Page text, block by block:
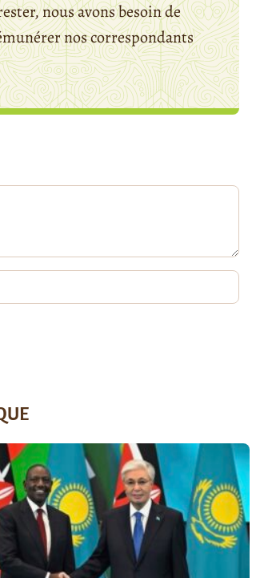
nous avons besoin de
nos correspondants